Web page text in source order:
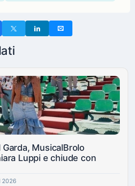
MusicalBrolo
Luppi e chiude con
2026